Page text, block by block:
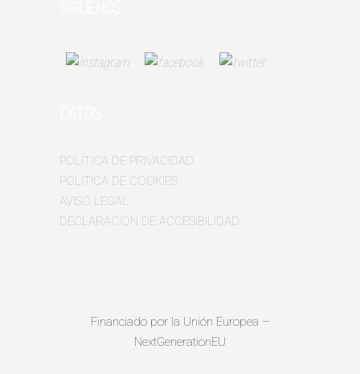
POLÍTICA DE PRIVACIDAD
POLÍTICA DE COOKIES
AVISO LEGAL
DECLARACIÓN DE ACCESIBILIDAD
Financiado por la Unión Europea –
NextGenerationEU